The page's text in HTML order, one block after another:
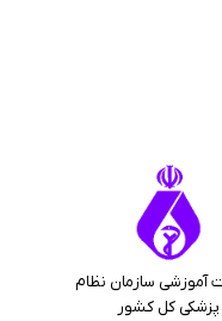
آموزشی سازمان نظام
پزشکی کل کشور